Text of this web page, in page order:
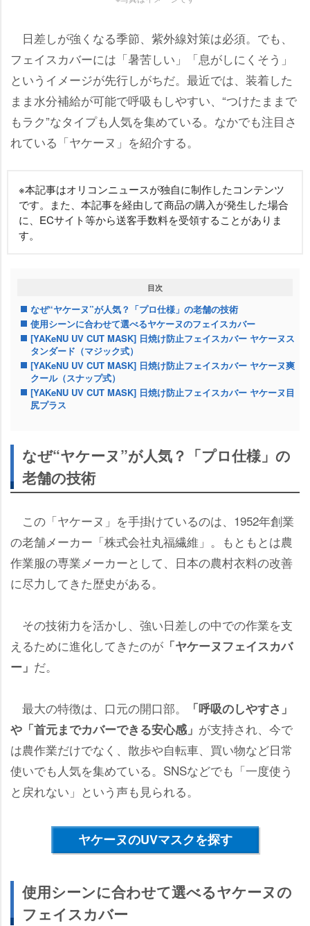
日差しが強くなる季節、紫外線対策は必須。でも、
フェイスカバーには「暑苦しい」「息がしにくそう」
というイメージが先行しがちだ。最近では、装着した
まま水分補給が可能で呼吸もしやすい、“つけたままで
もラク”なタイプも人気を集めている。なかでも注目さ
れている「ヤケーヌ」を紹介する。
※本記事はオリコンニュースが独自に制作したコンテンツ
です。また、本記事を経由して商品の購入が発生した場合
に、ECサイト等から送客手数料を受領することがありま
す。
目次
なぜ“ヤケーヌ”が人気？「プロ仕様」の老舗の技術
使用シーンに合わせて選べるヤケーヌのフェイスカバー
[YAKeNU UV CUT MASK] 日焼け防止フェイスカバー ヤケーヌス
タンダード（マジック式）
[YAKeNU UV CUT MASK] 日焼け防止フェイスカバー ヤケーヌ爽
クール（スナップ式）
[YAKeNU UV CUT MASK] 日焼け防止フェイスカバー ヤケーヌ目
尻プラス
なぜ“ヤケーヌ”が人気？「プロ仕様」の
老舗の技術
この「ヤケーヌ」を手掛けているのは、1952年創業
の老舗メーカー「株式会社丸福繊維」。もともとは農
作業服の専業メーカーとして、日本の農村衣料の改善
に尽力してきた歴史がある。
その技術力を活かし、強い日差しの中での作業を支
えるために進化してきたのが 「ヤケーヌフェイスカバ
ー」 だ。
最大の特徴は、口元の開口部。
「呼吸のしやすさ」
「首元までカバーできる安心感」 が支持され、今で
は農作業だけでなく、散歩や自転車、買い物など日常
使いでも人気を集めている。SNSなどでも「一度使う
と戻れない」という声も見られる。
ヤケーヌのUVマスクを探す
使用シーンに合わせて選べるヤケーヌの
フェイスカバー